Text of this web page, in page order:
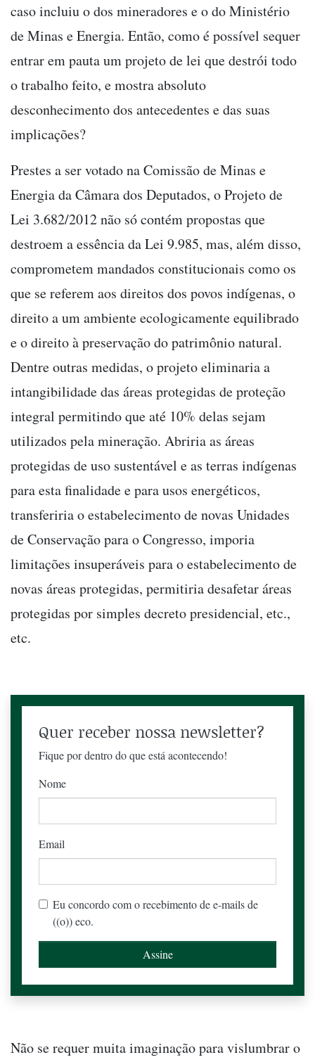
caso incluiu o dos mineradores e o do Ministério
de Minas e Energia. Então, como é possível sequer
entrar em pauta um projeto de lei que destrói todo
o trabalho feito, e mostra absoluto
desconhecimento dos antecedentes e das suas
implicações?
Prestes a ser votado na Comissão de Minas e
Energia da Câmara dos Deputados, o Projeto de
Lei 3.682/2012 não só contém propostas que
destroem a essência da Lei 9.985, mas, além disso,
comprometem mandados constitucionais como os
que se referem aos direitos dos povos indígenas, o
direito a um ambiente ecologicamente equilibrado
e o direito à preservação do patrimônio natural.
Dentre outras medidas, o projeto eliminaria a
intangibilidade das áreas protegidas de proteção
integral permitindo que até 10% delas sejam
utilizados pela mineração. Abriria as áreas
protegidas de uso sustentável e as terras indígenas
para esta finalidade e para usos energéticos,
transferiria o estabelecimento de novas Unidades
de Conservação para o Congresso, imporia
limitações insuperáveis para o estabelecimento de
novas áreas protegidas, permitiria desafetar áreas
protegidas por simples decreto presidencial, etc.,
etc.
Quer receber nossa newsletter?
Fique por dentro do que está acontecendo!
Nome
Email
Eu concordo com o recebimento de e-mails de
((o)) eco.
Não se requer muita imaginação para vislumbrar o